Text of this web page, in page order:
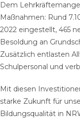
Dem
Maßnahmen: Rund
2022 eingestellt, 465
Besoldung an
Zusätzlich entlasten
Schulpersonal und
Mit diesen
starke Zukunft für
Bildungsqualität in